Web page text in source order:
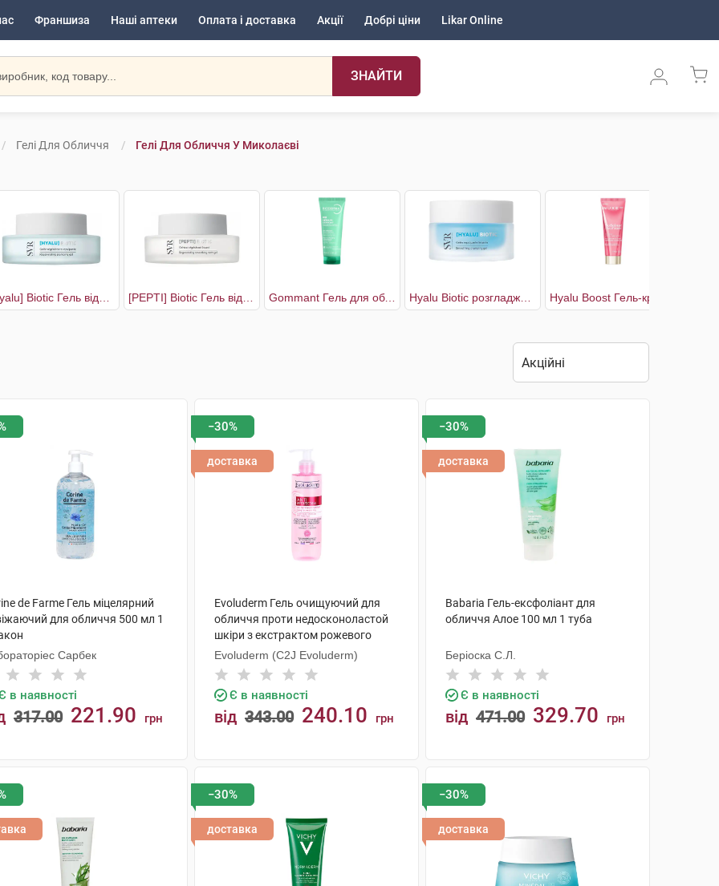
Франшиза Наші аптеки Оплата і доставка Акції Добрі ціни Likar Online
ЗНАЙТИ
Гелі Для Обличчя Гелі Для Обличчя У Миколаєві
Gommant Гель для обличчя відлущуючий для жирної та комбінованої шкіри
de Farme Гель міцелярний
для обличчя 500 мл 1
Сарбек
в наявності
317.00 221.90 грн
−30%
доставка
Evoluderm Гель очищуючий для
обличчя проти недосконоластой
шкіри з екстрактом рожевого
грейпфруту 250 мл 1 флакон
Evoluderm (C2J Evoluderm)
Є в наявності
від 343.00 240.10 грн
−30%
доставка
Babaria Гель-ексфоліант для
обличчя Алое 100 мл 1 туба
Беріоска С.Л.
Є в наявності
від 471.00 329.70 грн
−30%
доставка
−30%
доставка